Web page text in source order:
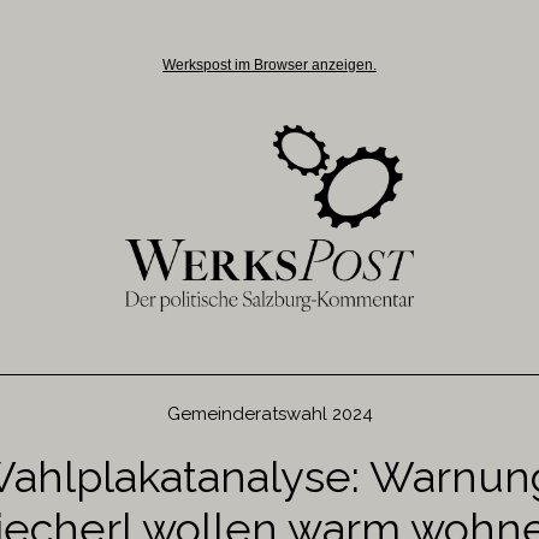
Werkspost im Browser anzeigen.
Gemeinderatswahl 2024
wollen warm